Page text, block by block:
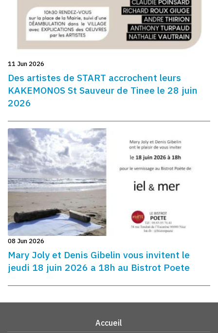
11 Jun 2026
Des artistes de START accrochent leurs
KAKEMONOS St Sauveur de Tinee le 28 juin
2026
08 Jun 2026
Mary Joly et Denis Gibelin vous invitent le
jeudi 18 juin 2026 a 18h au Bistrot Poete
Accueil